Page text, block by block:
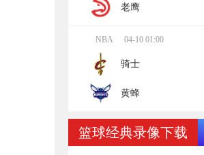
老鹰
NBA 04-10 01:00
骑士
黄蜂
篮球经典录像下载